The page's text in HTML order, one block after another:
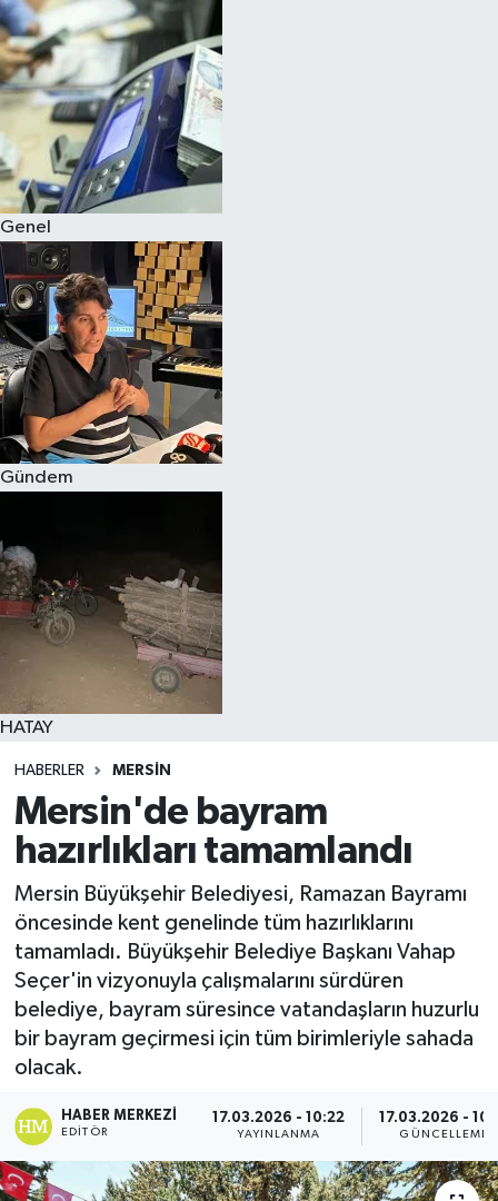
Genel
Gündem
HATAY
HABERLER MERSIN
Mersin'de bayram
hazırlıkları tamamlandı
Mersin Büyükşehir Belediyesi, Ramazan Bayramı
öncesinde kent genelinde tüm hazırlıklarını
tamamladı. Büyükşehir Belediye Başkanı Vahap
Seçer'in vizyonuyla çalışmalarını sürdüren
belediye, bayram süresince vatandaşların huzurlu
bir bayram geçirmesi için tüm birimleriyle sahada
olacak.
HABER MERKEZI
EDITÖR
17.03.2026 - 10:22
YAYINLANMA
17.03.2026 -
GÜNCELLEME
Spor
Teknoloji
Yaşam